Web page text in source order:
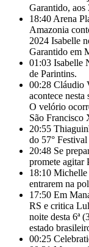
Garantido, aos
18:40 Arena
Amazonia
2024 Isabelle
Garantido em
01:03 Isabelle
de Parintins.
00:28 Cláudio
acontece
O velório
São Francisco
20:55
do 57°
20:48 Se
promete agitar
18:10 Michelle
entrarem na
17:50 Em
RS e critica
noite desta 6ª
estado
00:25